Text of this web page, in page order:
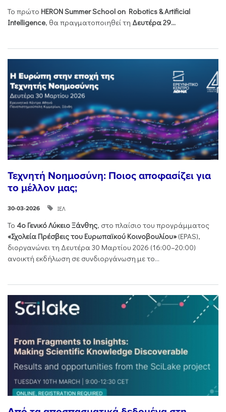
Το πρώτο HERONSummerSchool on Robotics &Artificial
Intelligence, θα πραγματοποιηθεί τη Δευτέρα 29...
Τεχνητή Νοημοσύνη: Ποιος αποφασίζει για
το μέλλον μας;
30-03-2026 ΙΕΛ
Το 4ο Γενικό Λύκειο Ξάνθης, στο πλαίσιο του προγράμματος
«Σχολεία Πρέσβεις του Ευρωπαϊκού Κοινοβουλίου»(EPAS),
διοργανώνει τη Δευτέρα 30 Μαρτίου 2026 (16:00–20:00)
ανοικτή εκδήλωση σε συνδιοργάνωση με το...